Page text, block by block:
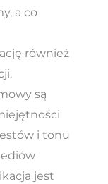
a co
również
są
i tonu
jest